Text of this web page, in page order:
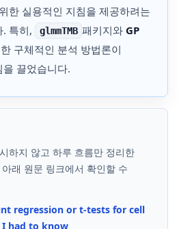
한 실용적인 지침을 제공하려는
. 특히,
glmmTMB 패키지와 GP
구체적인 분석 방법론이
끌었습니다.
하지 않고 하루 흐름만 정리한
래 원문 링크에서 확인할 수
regression or t-tests for cell
had to know